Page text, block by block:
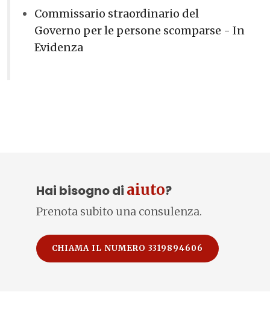
Commissario straordinario del
Governo per le persone scomparse - In
Evidenza
Hai bisogno di aiuto?
Prenota subito una consulenza.
CHIAMA IL NUMERO 3319894606